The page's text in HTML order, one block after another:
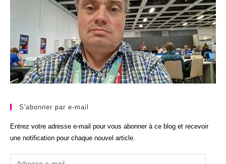
S'abonner par e-mail
Entrez votre adresse e-mail pour vous abonner à ce blog et recevoir
une notification pour chaque nouvel article.
Adresse